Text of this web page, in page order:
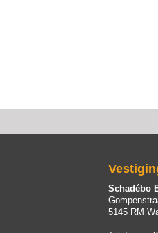
Schadébo
5145 RM